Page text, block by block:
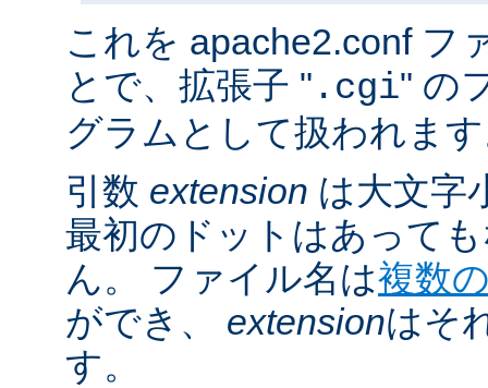
これを apache2.conf フ
とで、拡張子 " .cgi" の
グラムとして扱われま
引数 extension は大文字
最初のドットはあって
ん。 ファイル名は複数
ができ、 extensionはそ
す。